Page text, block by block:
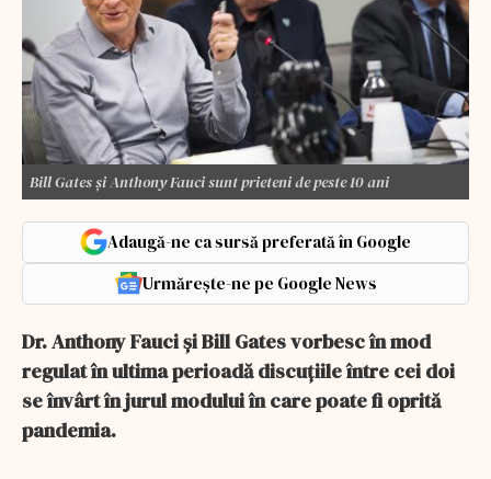
Bill Gates și Anthony Fauci sunt prieteni de peste 10 ani
Adaugă-ne ca sursă preferată în Google
Urmărește-ne pe Google News
Dr. Anthony Fauci și Bill Gates vorbesc în mod
regulat în ultima perioadă discuțiile între cei doi
se învârt în jurul modului în care poate fi oprită
pandemia.